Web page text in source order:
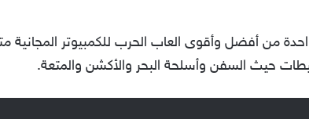
من أفضل وأقوى العاب الحرب للكمبيوتر المجانية
حيث السفن وأسلحة البحر والأكشن والمتعة.